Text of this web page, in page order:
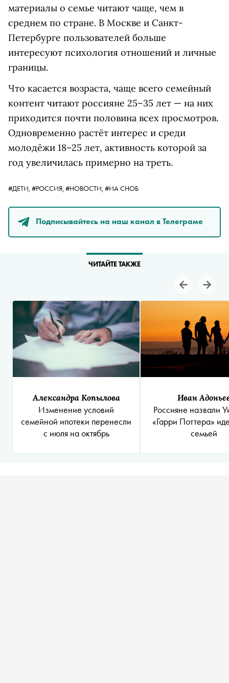
материалы о семье читают чаще, чем в
среднем по стране. В Москве и Санкт-
Петербурге пользователей больше
интересуют психология отношений и личные
границы.
Что касается возраста, чаще всего семейный
контент читают россияне 25–35 лет — на них
приходится почти половина всех просмотров.
Одновременно растёт интерес и среди
молодёжи 18–25 лет, активность которой за
год увеличилась примерно на треть.
#ДЕТИ, #РОССИЯ, #НОВОСТИ, #ИА СНОБ
Подписывайтесь на наш канал в Телеграме
ЧИТАЙТЕ ТАКЖЕ
Александра Копылова
Изменение условий
семейной ипотеки перенесли
с июля на октябрь
Иван
Россияне назвали
«Гарри Поттера»
семьей